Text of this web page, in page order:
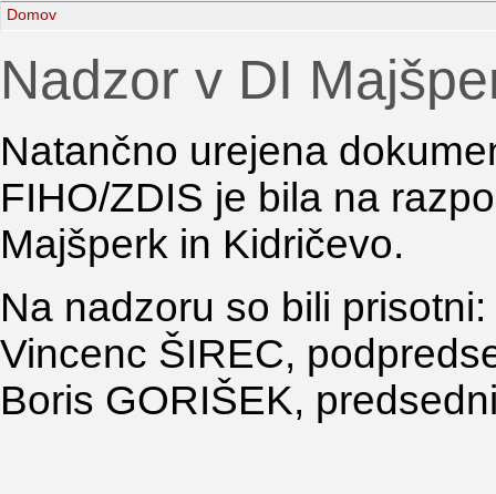
Domov
Nadzor v DI
Natančno urejena
FIHO/ZDIS je bila na
Majšperk in Kidričevo.
Na nadzoru so bili
Vincenc ŠIREC,
Boris GORIŠEK,